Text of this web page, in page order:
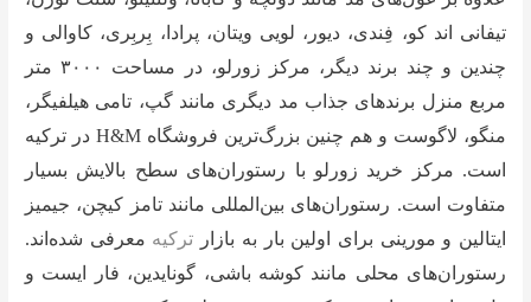
تیفانی اند کو، فِندی، دیور، لویی ویتان، پرادا، بِربِری، کاوالی و
چندین و چند برند دیگر، مرکز زورلو، در مساحت ۳۰۰۰ متر
مربع منزل برندهای جذاب مد دیگری مانند گپ، تامی هیلفیگر،
منگو، لاگوست و هم چنین بزرگ‌ترین فروشگاه H&M در ترکیه
است. مرکز خرید زورلو با رستوران‌های سطح بالایش بسیار
متفاوت است. رستوران‌های بین‌المللی مانند تامز کیچن، جیمیز
ایتالین و مورینی برای اولین بار به بازار ترکیه معرفی شده‌اند.
رستوران‌های محلی مانند کوشه باشی، گونایدین، فار ایست و